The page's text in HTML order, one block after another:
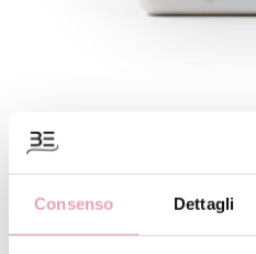
Consenso Dettagli
Crema fluida
Malva da agricoltura